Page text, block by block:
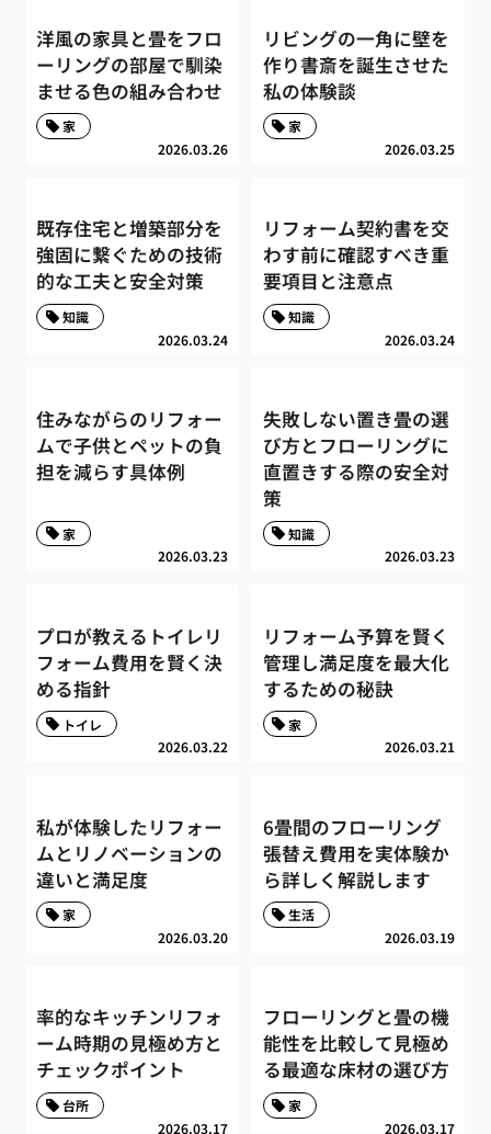
洋風の家具と畳をフロ
ーリングの部屋で馴染
ませる色の組み合わせ
2026.03.26
家
リビングの一角に壁を
作り書斎を誕生させた
私の体験談
2026.03.25
家
既存住宅と増築部分を
強固に繋ぐための技術
的な工夫と安全対策
2026.03.24
知識
リフォーム契約書を交
わす前に確認すべき重
要項目と注意点
2026.03.24
知識
住みながらのリフォー
ムで子供とペットの負
担を減らす具体例
2026.03.23
家
失敗しない置き畳の選
び方とフローリングに
直置きする際の安全対
策
2026.03.23
知識
プロが教えるトイレリ
フォーム費用を賢く決
める指針
2026.03.22
トイレ
リフォーム予算を賢く
管理し満足度を最大化
するための秘訣
2026.03.21
家
私が体験したリフォー
ムとリノベーションの
違いと満足度
2026.03.20
家
6畳間のフローリング
張替え費用を実体験か
ら詳しく解説します
2026.03.19
生活
率的なキッチンリフォ
ーム時期の見極め方と
チェックポイント
2026.03.17
台所
フローリングと畳の機
能性を比較して見極め
る最適な床材の選び方
2026.03.17
家